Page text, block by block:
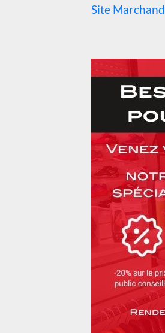
Site Marchand